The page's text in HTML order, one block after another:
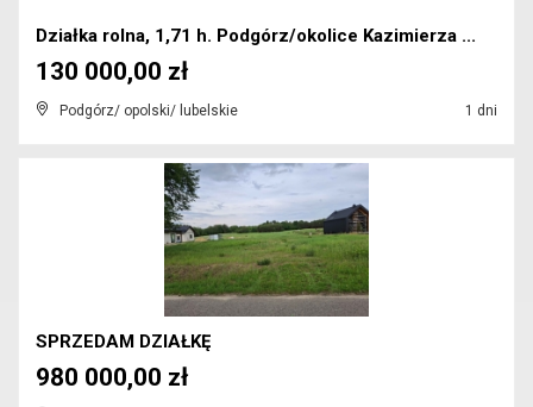
Działka rolna, 1,71 h. Podgórz/okolice Kazimierza ...
Podgórz/ opolski/ lubelskie 1 dni
130 000,00 zł
SPRZEDAM DZIAŁKĘ
980 000,00 zł